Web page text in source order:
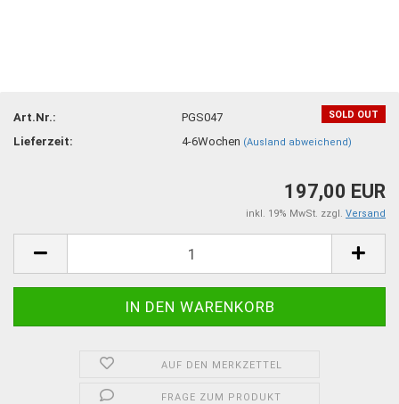
SOLD OUT
Art.Nr.:
PGS047
Lieferzeit:
4-6Wochen (Ausland abweichend)
197,00 EUR
inkl. 19% MwSt. zzgl. Versand
AUF DEN MERKZETTEL
FRAGE ZUM PRODUKT